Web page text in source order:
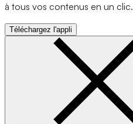
à tous vos contenus en un clic.
Téléchargez l'appli